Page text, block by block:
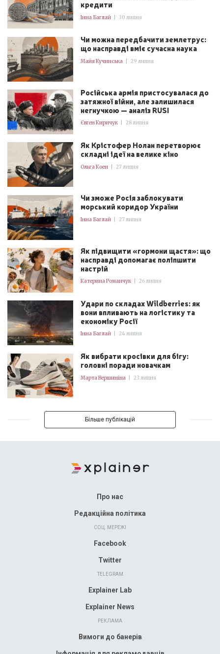
кредити
Інна Баглай 30 липня
Чи можна передбачити землетрус:
що насправді вміє сучасна наука
Майя Кучинська 29 липня
Російська армія пристосувалася до
затяжної війни, але залишилася
негнучкою — аналіз RUSI
Євген Киричук 28 липня
Як Крістофер Нолан перетворює
складні ідеї на велике кіно
Ольга Коен 27 липня
Чи зможе Росія заблокувати
морський коридор України
Інна Баглай 27 липня
Як підвищити «гормони щастя»: що
насправді допомагає поліпшити
настрій
Катерина Романчук 26 липня
Удари по складах Wildberries: як
вони впливають на логістику та
економіку Росії
Інна Баглай 24 липня
Як вибрати кросівки для бігу:
головні поради новачкам
Марта Вершиніна 23 липня
Більше публікацій
Про нас
Редакційна політика
СОЦ. МЕРЕЖІ
Facebook
Twitter
TELEGRAM
Explainer Lab
Explainer News
РЕКЛАМА
Вимоги до банерів